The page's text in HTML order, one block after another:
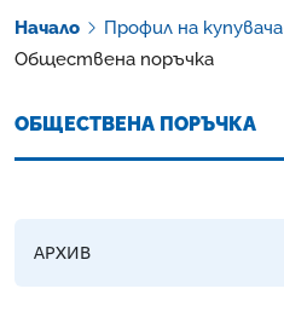
Начало Профил на купувача
Обществена поръчка
ОБЩЕСТВЕНА ПОРЪЧКА
АРХИВ